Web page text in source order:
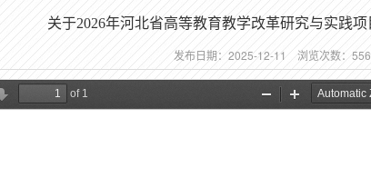
关于2026年河北省高等教育教学改革研究与实践
发布日期：2025-12-11 浏览次数： 556